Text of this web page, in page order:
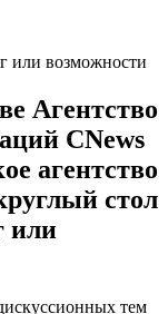
Агентство
CNews
агентство
стол
или
тем